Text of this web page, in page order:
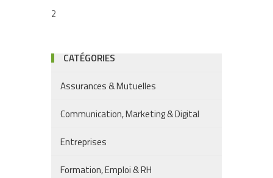
2
CATÉGORIES
Assurances & Mutuelles
Communication, Marketing & Digital
Entreprises
Formation, Emploi & RH